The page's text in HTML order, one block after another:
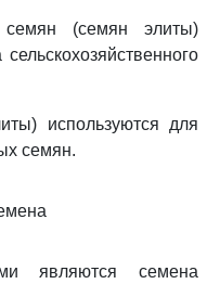
(семян элиты)
используются для
семян.
являются семена